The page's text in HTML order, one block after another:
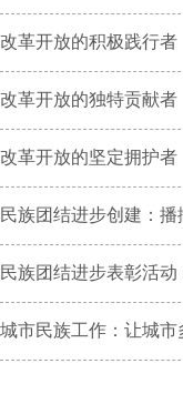
改革开放的积极践行者
改革开放的独特贡献者
改革开放的坚定拥护者
民族团结进步创建：播
民族团结进步表彰活
城市民族工作：让城市